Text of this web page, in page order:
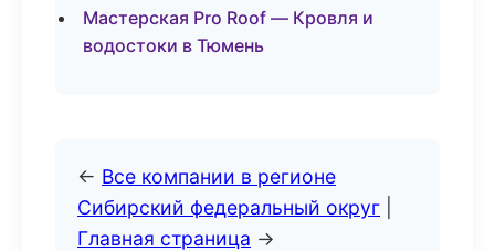
Мастерская Pro Roof — Кровля и
водостоки в Тюмень
← Все компании в регионе
Сибирский федеральный округ
Главная страница →